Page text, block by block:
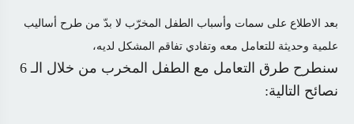
بعد الاطلاع على سمات وأسباب الطفل المخرّب لا بدّ من طرح أساليب
علمية وحديثة للتعامل معه وتفادي تفاقم المشكل لديه،
سنطرح طرق التعامل مع الطفل المخرب من خلال الـ 6
نصائح التالية: